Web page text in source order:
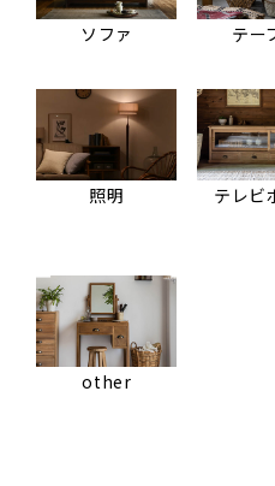
ソファ テー
照明 テレビ
other